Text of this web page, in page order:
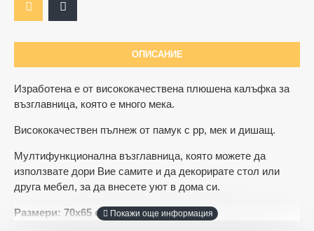
ОПИСАНИЕ
Изработена е от висококачествена плюшена калъфка за
възглавница, която е много мека.
Висококачествен пълнеж от памук с pp, мек и дишащ.
Мултифункционална възглавница, която можете да
използвате дори Вие самите и да декорирате стол или
друга мебел, за да внесете уют в дома си.
Размери: 70х65 см